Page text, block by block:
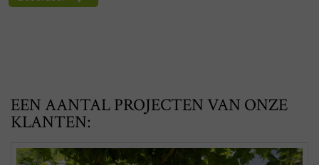
EEN AANTAL PROJECTEN VAN ONZE
KLANTEN: